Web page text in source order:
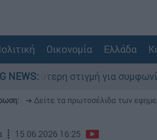
Οικονομία Ελλάδα
NEWS:
στιγμή για συμφωνία»: Αυτοί
➔ Δείτε τα πρωτοσέλιδα των
┋ 15.06.2026 16:25